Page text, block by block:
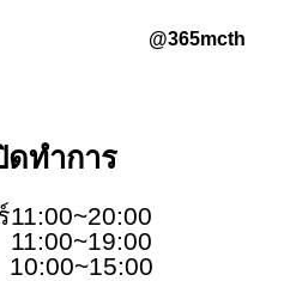
@365mcth
ดทำการ
11:00~20:00
11:00~19:00
10:00~15:00